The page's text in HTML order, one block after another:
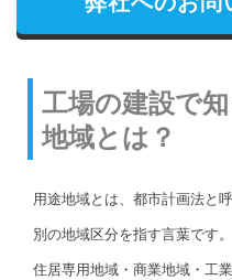
工場の建設で
地域とは？
用途地域とは、都市計画法と
別の地域区分を指す言葉です。
住居専用地域・商業地域・工